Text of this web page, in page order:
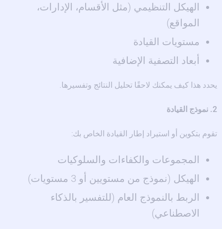
الهيكل التنظيمي (مثل الأقسام، الإدارات،
المواقع)
مستويات القيادة
أبعاد التصفية الإضافية
يحدد هذا كيف يمكنك لاحقًا تحليل النتائج وتفسيرها.
2. نموذج القيادة
تقوم بتكوين أو استيراد إطار القيادة الخاص بك:
المجموعات والكفاءات والسلوكيات
الهيكل (نموذج من مستويين أو 3 مستويات)
الربط بالنموذج العام (للتفسير بالذكاء
الاصطناعي)